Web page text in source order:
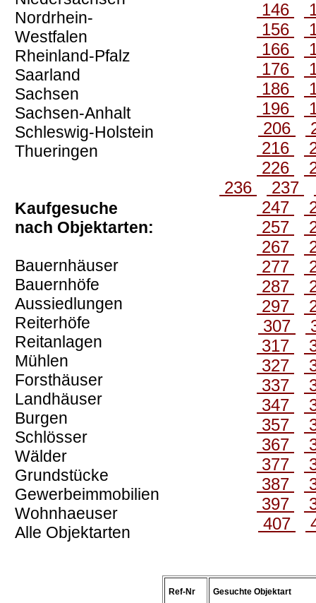
Nordrhein-
Westfalen
Rheinland-Pfalz
Saarland
Sachsen
Sachsen-Anhalt
Schleswig-Holstein
Thueringen
Kaufgesuche
nach Objektarten:
Bauernhäuser
Bauernhöfe
Aussiedlungen
Reiterhöfe
Reitanlagen
Mühlen
Forsthäuser
Landhäuser
Burgen
Schlösser
Wälder
Grundstücke
Gewerbeimmobilien
Wohnhaeuser
Alle Objektarten
146
156
166
176
186
196
206
216
226
236
237
247
257
267
277
287
297
307
317
327
337
347
357
367
377
387
397
407
Ref-Nr Gesuchte Objektart